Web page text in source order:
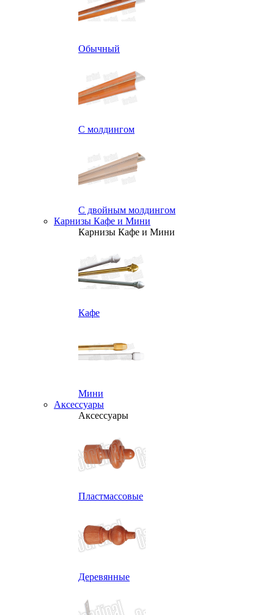
Обычный
С молдингом
С двойным молдингом
Карнизы Кафе и Мини
Карнизы Кафе и Мини
Кафе
Мини
Аксессуары
Аксессуары
Пластмассовые
Деревянные